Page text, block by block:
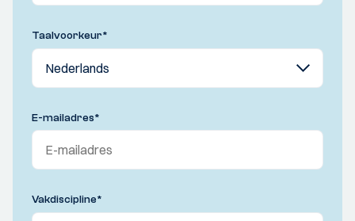
Taalvoorkeur*
E-mailadres*
Vakdiscipline*